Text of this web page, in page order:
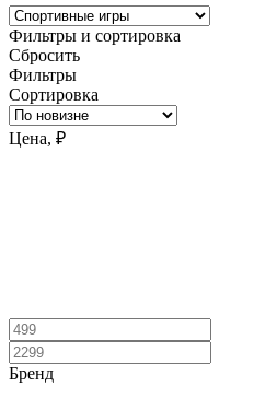
Фильтры и сортировка
Сбросить
Фильтры
Сортировка
Цена, ₽
Бренд